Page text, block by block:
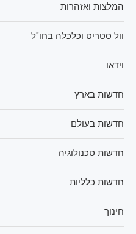
המלצות ואזהרות
וול סטריט וכלכלה בחו"ל
וידאו
חדשות בארץ
חדשות בעולם
חדשות טכנולוגיה
חדשות כלליות
חינוך